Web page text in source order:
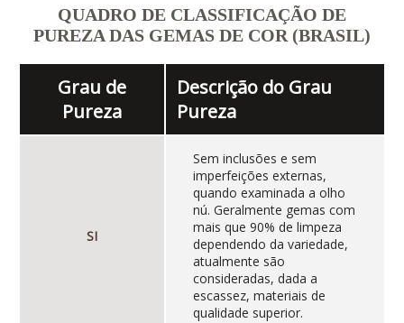
QUADRO DE CLASSIFICAÇÃO DE
PUREZA DAS GEMAS DE COR (BRASIL)
Grau de
Pureza
Descrição do Grau
Pureza
SI
Sem inclusões e sem
imperfeições externas,
quando examinada a olho
nú. Geralmente gemas com
mais que 90% de limpeza
dependendo da variedade,
atualmente são
consideradas, dada a
escassez, materiais de
qualidade superior.